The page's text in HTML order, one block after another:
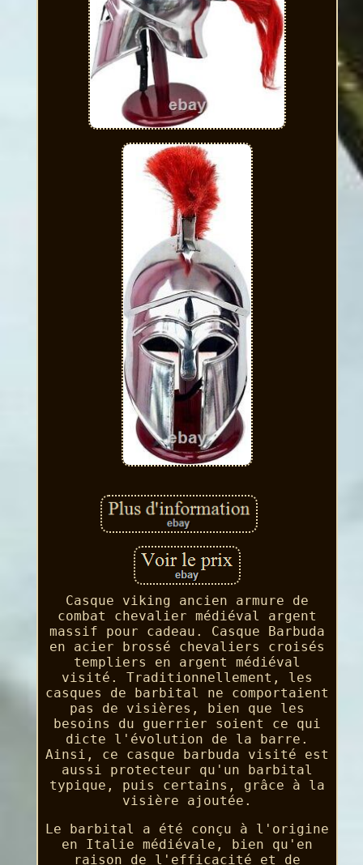
Casque viking ancien armure de
combat chevalier médiéval argent
massif pour cadeau. Casque Barbuda
en acier brossé chevaliers croisés
templiers en argent médiéval
visité. Traditionnellement, les
casques de barbital ne comportaient
pas de visières, bien que les
besoins du guerrier soient ce qui
dicte l'évolution de la barre.
Ainsi, ce casque barbuda visité est
aussi protecteur qu'un barbital
typique, puis certains, grâce à la
visière ajoutée.
Le barbital a été conçu à l'origine
en Italie médiévale, bien qu'en
raison de l'efficacité et de